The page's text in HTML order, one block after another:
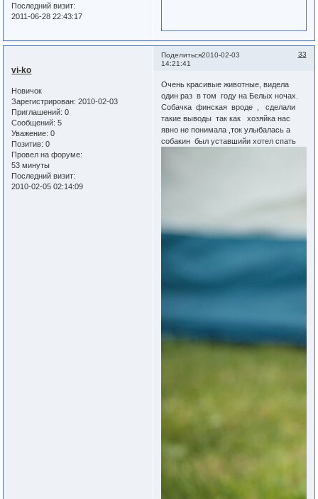
Последний визит:
2011-06-28 22:43:17
Поделиться 33
2010-02-03
14:21:41
vi-ko
Новичок
Зарегистрирован: 2010-02-03
Приглашений: 0
Сообщений: 5
Уважение: 0
Позитив: 0
Провел на форуме:
53 минуты
Последний визит:
2010-02-05 02:14:09
Очень красивые животные, видела
один раз в том году на Белых ночах.
Собачка финская вроде , сделали
такие выводы так как хозяйка нас
явно не понимала ,ток улыбалась а
собакин был уставшийи хотел спать